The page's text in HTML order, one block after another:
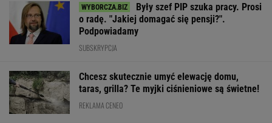
Były szef PIP szuka pracy. Prosi
o radę. "Jakiej domagać się pensji?".
Podpowiadamy
SUBSKRYPCJA
Chcesz skutecznie umyć elewację domu,
taras, grilla? Te myjki ciśnieniowe są świetne!
REKLAMA CENEO